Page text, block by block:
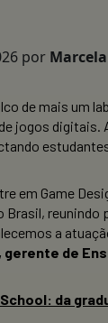
por
de mais um
jogos digitais.
em Game
a
gerente de
School: da